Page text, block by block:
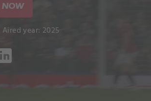
NOW
Aired year: 2025